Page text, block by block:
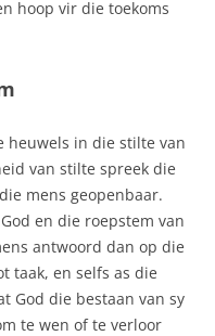
hoop vir die toekoms
heuwels in die stilte van
van stilte spreek die
mens geopenbaar.
en die roepstem van
antwoord dan op die
taak, en selfs as die
God die bestaan van sy
te wen of te verloor